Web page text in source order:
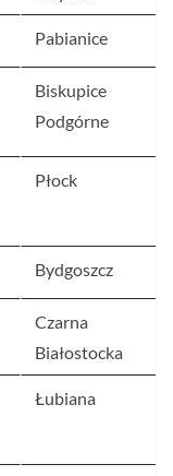
Pabianice
Biskupice
Podgórne
Płock
Bydgoszcz
Czarna
Białostocka
Łubiana